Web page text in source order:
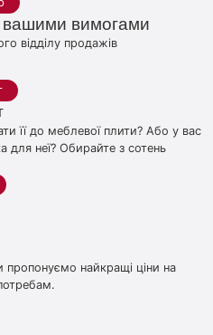
вимогами
відділу продажів
її до меблевої плити? Або у вас
для неї? Обирайте з сотень
пропонуємо найкращі ціни на